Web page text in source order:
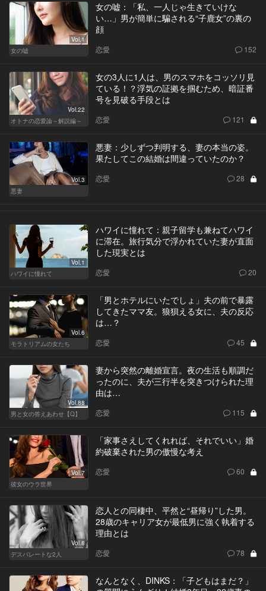
Vol.1
女の嘘
女の嘘：「私、一人じゃ生きていけな
い…」男が簡単に騙される“子鹿女”の裏の
顔
恋愛 152
Vol.22
オトナの恋愛論～解説編～
女の3人に1人は、男のスマホをコッソリ見
ている！？浮気の証拠を掴むため、暗証番
号を見破る手段とは
恋愛 121
Vol.3
悪妻
悪妻：少しずつ判明する、妻の本当の姿。
果たしてこの結婚は間違っていたのか？
恋愛 28
Vol.1
ハワイに憧れて
ハワイに憧れて：親子留学も兼ねてハワイ
に滞在。旅行気分で浮かれていた妻が直面
した現実とは
恋愛 20
Vol.6
モラトリアムの女たち
「男とホテルにいたでしょ」夫の前で暴露
してきたママ友。狼狽える女に、夫の反応
は…？
恋愛 45
Vol.88
男と女の答えあわせ【Q】
妻から突然の離婚宣言。夜の生活も順調だ
ったのに、夫が三行半を突きつけられた理
由は…
恋愛 115
Vol.7
彼女のウラ世界
「家事さえしてくれれば、それでいい」婚
約破棄された男の傲慢な考え
恋愛 60
Vol.8
デスパレートな2人
恋人との同棲中、平然と“昼帰り”した男。
28歳のキャリア女が最低男に強く執着する
理由とは
恋愛 78
なんとなく、DINKS：「子どもはまだ？」